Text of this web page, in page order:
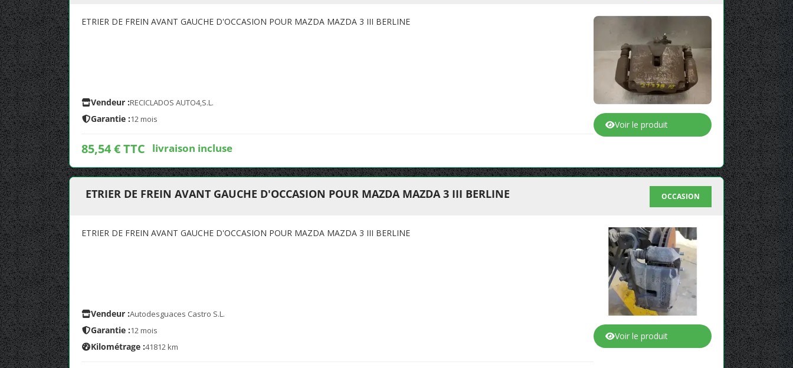
ETRIER DE FREIN AVANT GAUCHE D'OCCASION POUR MAZDA MAZDA 3 III BERLINE
Vendeur :RECICLADOS AUTO4,S.L.
Garantie :12 mois
85,54 € TTC livraison incluse
Voir le produit
ETRIER DE FREIN AVANT GAUCHE D'OCCASION POUR MAZDA MAZDA 3 III BERLINE OCCASION
ETRIER DE FREIN AVANT GAUCHE D'OCCASION POUR MAZDA MAZDA 3 III BERLINE
Vendeur :Autodesguaces Castro S.L.
Garantie :12 mois
Kilométrage :41812 km
Voir le produit